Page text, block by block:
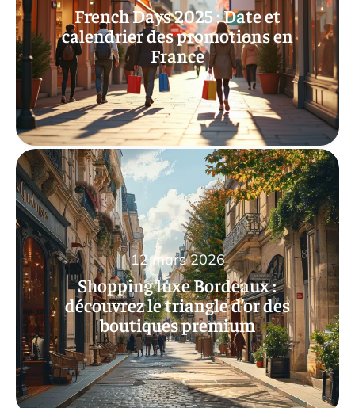
French Days 2025 : Date et
calendrier des promotions en
France
Shopping luxe Bordeaux :
découvrez le triangle d’or des
boutiques premium
12 mars 2026